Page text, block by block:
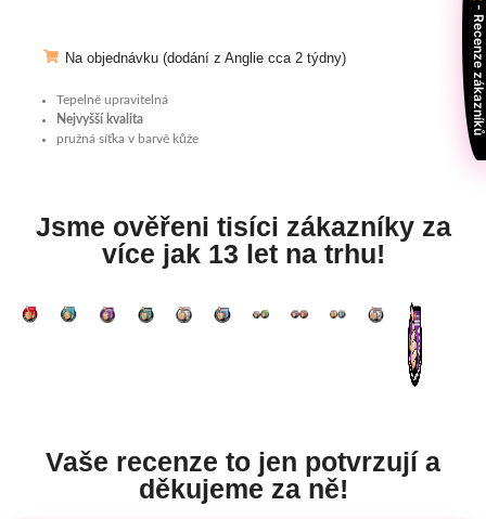
Na objednávku (dodání z Anglie cca 2 týdny)
Tepelně upravitelná
Nejvyšší kvalita
pružná síťka v barvě kůže
Jsme ověřeni tisíci zákazníky za
více jak 13 let na trhu!
Vaše recenze to jen potvrzují a
děkujeme za ně!
- Recenze zákazníků